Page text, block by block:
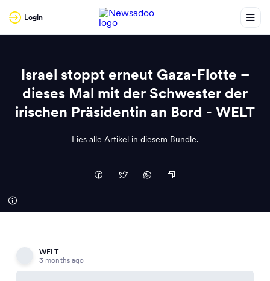
Login
Israel stoppt erneut Gaza-Flotte –
dieses Mal mit der Schwester der
irischen Präsidentin an Bord - WELT
Lies alle Artikel in diesem Bundle.
WELT
3 months ago